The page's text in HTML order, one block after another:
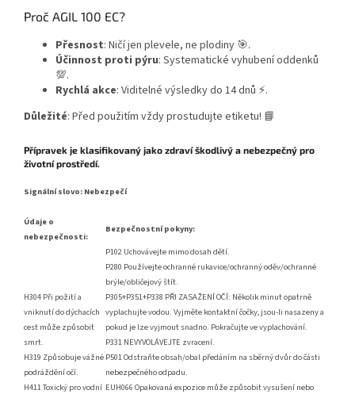
Proč AGIL 100 EC?
Přesnost: Ničí jen plevele, ne plodiny 🎯.
Účinnost proti pýru: Systematické vyhubení oddenků
💯.
Rychlá akce: Viditelné výsledky do 14 dnů ⚡.
Důležité: Před použitím vždy prostudujte etiketu! 📘
Přípravek je klasifikovaný jako zdraví škodlivý a nebezpečný pro
životní prostředí.
Signální slovo: Nebezpečí
Údaje o
nebezpečnosti:
Bezpečnostní pokyny:
H304 Při požití a
vniknutí do dýchacích
cest může způsobit
smrt.
H319 Způsobuje vážné
podráždění očí.
H411 Toxický pro vodní
P102 Uchovávejte mimo dosah dětí.
P280 Používejte ochranné rukavice/ochranný oděv/ochranné
brýle/obličejový štít.
P305+P351+P338 PŘI ZASAŽENÍ OČÍ: Několik minut opatrně
vyplachujte vodou. Vyjměte kontaktní čočky, jsou-li nasazeny a
pokud je lze vyjmout snadno. Pokračujte ve vyplachování.
P331 NEVYVOLÁVEJTE zvracení.
P501 Odstraňte obsah/obal předáním na sběrný dvůr do části
nebezpečného odpadu.
EUH066 Opakovaná expozice může způsobit vysušení nebo